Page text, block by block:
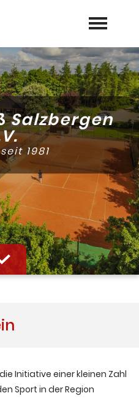
werden"
Salzbergen
1981
Initiative einer kleinen Zahl
Sport in der Region